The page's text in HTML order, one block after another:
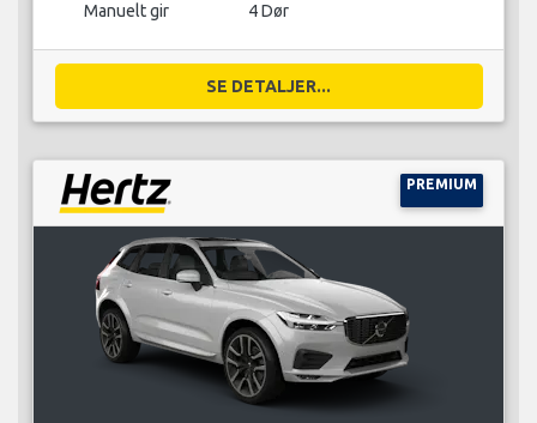
Manuelt gir 4 Dør
SE DETALJER...
PREMIUM